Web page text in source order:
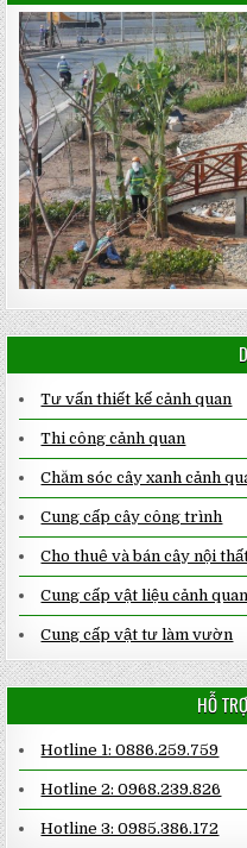
Tư vấn thiết kế cảnh quan
Thi công cảnh quan
Chăm sóc cây xanh cảnh
Cung cấp cây công trình
Cho thuê và bán cây nội
Cung cấp vật liệu cảnh quan
Cung cấp vật tư làm vườn
HỖ
Hotline 1: 0886.259.759
Hotline 2: 0968.239.826
Hotline 3: 0985.386.172